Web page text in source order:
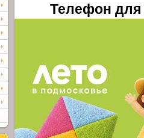
Телефон для